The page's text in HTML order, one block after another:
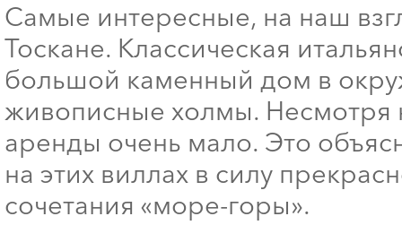
Самые интересные, на наш
Тоскане. Классическая
большой каменный дом в
живописные холмы. Несмотря
аренды очень мало. Это
на этих виллах в силу
сочетания «море-горы».